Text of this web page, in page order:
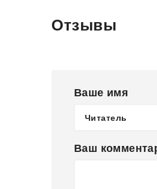
Отзывы
Ваше имя
Ваш